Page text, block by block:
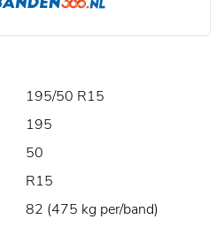
195/50 R15
195
50
R15
82 (475 kg per/band)